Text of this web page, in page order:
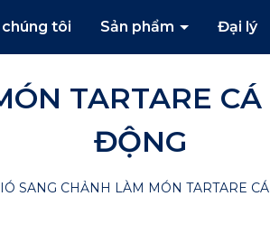
chúng tôi Sản phẩm Đại lý
TARTARE
ĐỘNG
SANG CHẢNH LÀM MÓN TARTARE